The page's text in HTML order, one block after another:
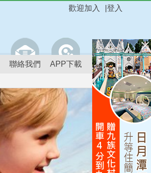
登入
歡迎加入
聯絡我們 APP下載